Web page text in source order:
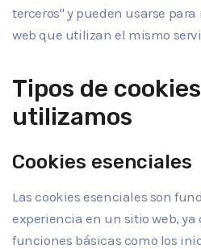
terceros" y pueden usarse
web que utilizan el mismo
Tipos de
utilizamos
Cookies esenciales
Las cookies esenciales son
experiencia en un sitio web,
funciones básicas como los